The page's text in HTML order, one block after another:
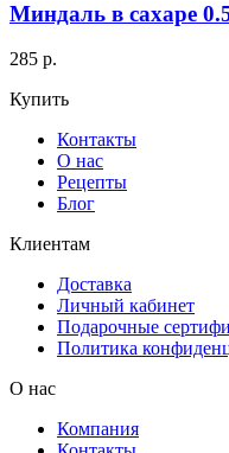
Миндаль в сахаре
285 р.
Купить
Контакты
О нас
Рецепты
Блог
Клиентам
Доставка
Личный кабинет
Подарочные
Политика
О нас
Компания